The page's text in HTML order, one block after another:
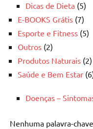
Dicas de Dieta (5)
E-BOOKS Grátis (7)
Esporte e Fitness (5)
Outros (2)
Produtos Naturais (2)
Saúde e Bem Estar
Doenças –
Nenhuma palavra-